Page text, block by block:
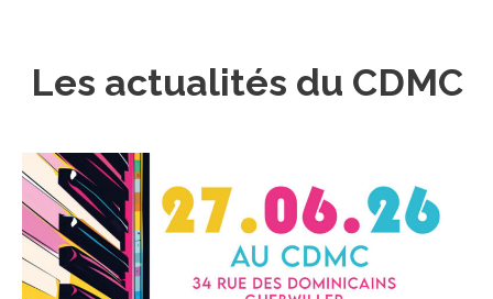
Les actualités du CDMC